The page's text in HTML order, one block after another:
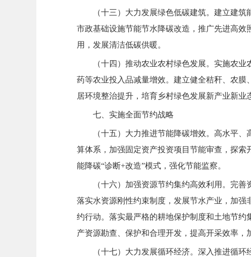
（十三）大力发展绿色低碳建筑。建立建
市政基础设施节能节水降碳改造，推广先进高
用，发展清洁低碳供暖。
（十四）推动农业农村绿色发展。实施农
药等农业投入品减量增效。建立健全秸秆、农
居环境整治提升，培育乡村绿色发展新产业新业
七、实施全面节约战略
（十五）大力推进节能降碳增效。高水平
算体系，加强固定资产投资项目节能审查，探
能降碳“诊断+改造”模式，强化节能监察。
（十六）加强资源节约集约高效利用。完
落实水资源刚性约束制度，发展节水产业，加
约行动。落实最严格的耕地保护制度和土地节
产资源勘查、保护和合理开发，提高开采效率，
（十七）大力发展循环经济。深入推进循